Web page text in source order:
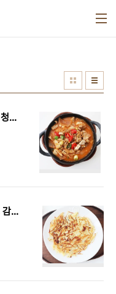
구수한 백종원 청국장 맛있게끓이는법 청국장찌개
지금 딱 먹기 좋은 감자전 만들기 치즈 감자채전 레시피